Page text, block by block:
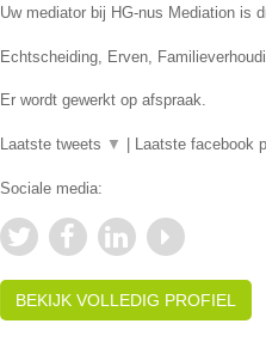
Uw mediator bij HG-nus Mediation is
Echtscheiding, Erven,
Er wordt gewerkt op afspraak.
Laatste tweets ▼ Laatste facebook
Sociale media:
BEKIJK VOLLEDIG PROFIEL